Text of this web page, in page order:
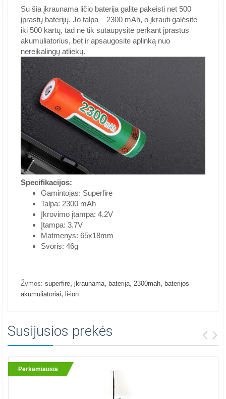
Su šia įkraunama ličio baterija galite pakeisti net 500
įprastų baterijų. Jo talpa – 2300 mAh, o įkrauti galėsite
iki 500 kartų, tad ne tik sutaupysite perkant įprastus
akumuliatorius, bet ir apsaugosite aplinką nuo
nereikalingų atliekų.
Specifikacijos:
Gamintojas: Superfire
Talpa: 2300 mAh
Įkrovimo įtampa: 4.2V
Įtampa: 3.7V
Matmenys: 65x18mm
Svoris: 46g
Žymos: superfire, įkraunama, baterija, 2300mah, baterijos
akumuliatoriai, li-ion
Susijusios prekės
Perkamiausia